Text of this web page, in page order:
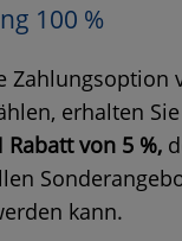
100 %
Zahlungsoption
erhalten
Rabatt von 5 %,
kann.